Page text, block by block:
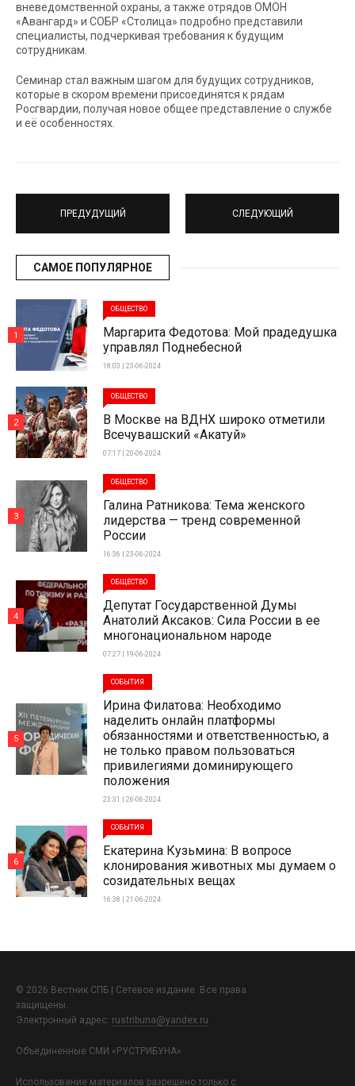
вневедомственной охраны, а также отрядов ОМОН
«Авангард» и СОБР «Столица» подробно представили
специалисты, подчеркивая требования к будущим
сотрудникам.
Семинар стал важным шагом для будущих сотрудников,
которые в скором времени присоединятся к рядам
Росгвардии, получая новое общее представление о службе
и её особенностях.
ПРЕДУДУЩИЙ СЛЕДУЮЩИЙ
САМОЕ ПОПУЛЯРНОЕ
ОБЩЕСТВО
Маргарита Федотова: Мой прадедушка
управлял Поднебесной
18:03 | 23-06-2024
1
ОБЩЕСТВО
В Москве на ВДНХ широко отметили
Всечувашский «Акатуй»
07:17 | 20-06-2024
2
ОБЩЕСТВО
Галина Ратникова: Тема женского
лидерства — тренд современной
России
16:36 | 23-06-2024
3
ОБЩЕСТВО
Депутат Государственной Думы
Анатолий Аксаков: Сила России в ее
многонациональном народе
07:27 | 19-06-2024
4
СОБЫТИЯ
Ирина Филатова: Необходимо
наделить онлайн платформы
обязанностями и ответственностью, а
не только правом пользоваться
привилегиями доминирующего
положения
23:31 | 26-06-2024
5
СОБЫТИЯ
Екатерина Кузьмина: В вопросе
клонирования животных мы думаем о
созидательных вещах
16:38 | 21-06-2024
6
© 2026 Вестник СПБ | Сетевое издание. Все права
защищены.
Электронный адрес: rustribuna@yandex.ru
Объединенные СМИ «РУСТРИБУНА»
Использование материалов разрешено только с